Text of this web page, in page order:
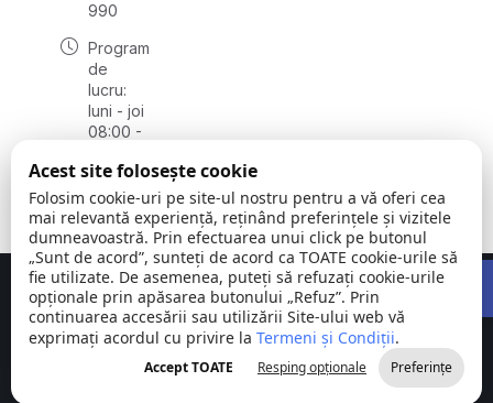
990
Program
de
lucru:
luni - joi
08:00 -
vineri
08:00 -
14:00
Comuna
Stejaru |
județul Tulcea
©
2026
Toate
drepturile
rezervate
Concept realizat deBig Media Relații Publice SRL
Acest site folosește cookie
Folosim cookie-uri pe site-ul nostru pentru a vă oferi cea
mai relevantă experiență, reținând preferințele și vizitele
dumneavoastră. Prin efectuarea unui click pe butonul
„Sunt de acord”, sunteți de acord ca TOATE cookie-urile să
fie utilizate. De asemenea, puteți să refuzați cookie-urile
opționale prin apăsarea butonului „Refuz”. Prin
continuarea accesării sau utilizării Site-ului web vă
exprimați acordul cu privire la Termeni și Condiții.
Accept TOATE Resping opționale Preferințe